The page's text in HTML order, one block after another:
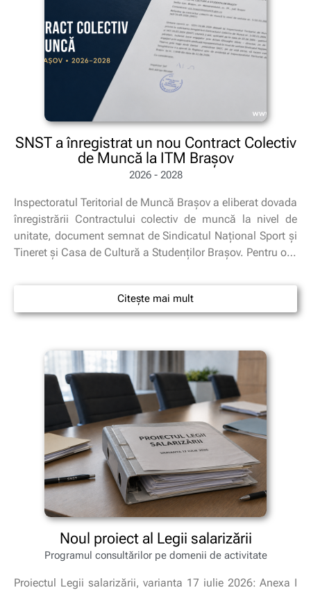
SNST a înregistrat un nou Contract Colectiv
de Muncă la ITM Brașov
2026 - 2028
Inspectoratul Teritorial de Muncă Brașov a eliberat dovada
înregistrării Contractului colectiv de muncă la nivel de
unitate, document semnat de Sindicatul Național Sport și
Tineret și Casa de Cultură a Studenților Brașov. Pentru o…
Citește mai mult
Noul proiect al Legii salarizării
Programul consultărilor pe domenii de activitate
Proiectul Legii salarizării, varianta 17 iulie 2026: Anexa I